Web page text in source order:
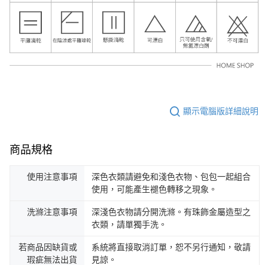
顯示電腦版詳細說明
商品規格
使用注意事項
深色衣類請避免和淺色衣物、包包一起組合
使用，可能產生褪色轉移之現象。
洗滌注意事項
深淺色衣物請分開洗滌。有珠飾金屬造型之
衣類，請單獨手洗。
若商品因缺貨或
瑕疵無法出貨
系統將直接取消訂單，恕不另行通知，敬請
見諒。